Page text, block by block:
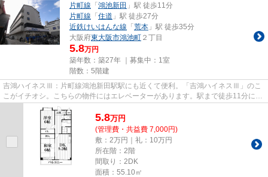
片町線 「 鴻池新田 」駅 徒歩11分
片町線 「 住道 」駅 徒歩27分
近鉄けいはんな線 「 荒本 」駅 徒歩35分
大阪府東大阪市鴻池町 ２丁目
5.8万円
築年数：築27年 ｜募集中： 1室
階数：5階建
吉鴻ハイネスⅢ：片町線鴻池新田駅駅にも近くて便利。「吉鴻ハイネスⅢ」のこ
こがイチオシ。こちらの物件にはエレベーターがあります。駅まで徒歩11分に立
地する物件です。できるだけ早...
5.8万円
(管理費・共益費 7,000円)
敷：2万円｜礼：10万円
所在階：2階
間取り：2DK
面積：55.10㎡